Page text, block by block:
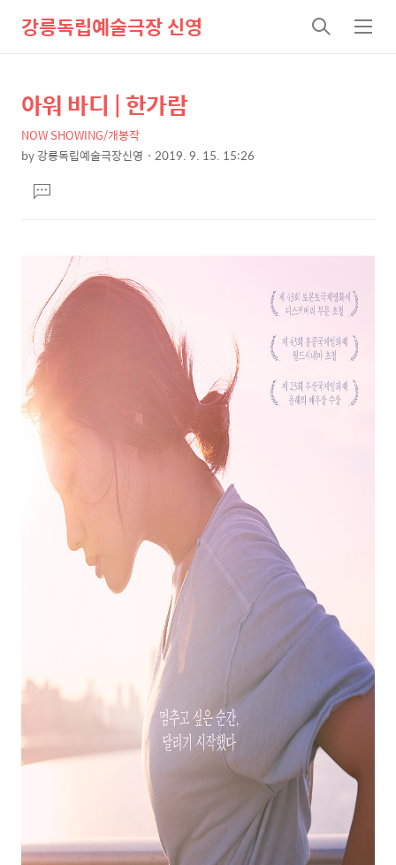
강릉독립예술극장 신영
검
색
메
뉴
상
세
컨
텐
츠
본
제
목
아워 바디 | 한가람
NOW SHOWING/개봉작
by강릉독립예술극장신영 2019. 9. 15. 15:26
문댓
글